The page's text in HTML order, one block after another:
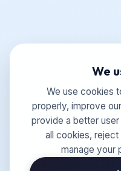
We
We use cookies
properly, improve
provide a better
all cookies,
manage your